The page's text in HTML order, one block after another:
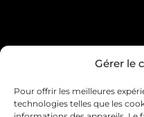
Gérer le
Pour offrir les meilleures
technologies telles que les
Condition
Mentions légales